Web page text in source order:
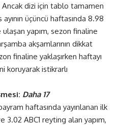
dizi için tablo tamamen
üçüncü haftasında 8.98
yapım, sezon finaline
akşamlarının dikkat
finaline yaklaşırken haftayı
koruyarak istikrarlı
Daha 17
haftasında yayınlanan ilk
3.02 ABC1 reyting alan yapım,